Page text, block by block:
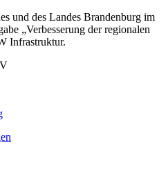
und des Landes Brandenburg im
„Verbesserung der regionalen
Infrastruktur.